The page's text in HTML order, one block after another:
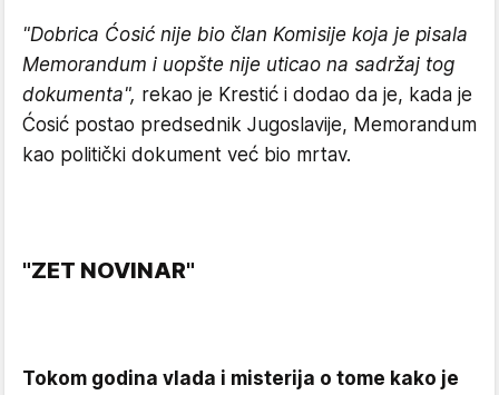
"Dobrica Ćosić nije bio član Komisije koja je pisala
Memorandum i uopšte nije uticao na sadržaj tog
dokumenta", rekao je Krestić i dodao da je, kada je
Ćosić postao predsednik Jugoslavije, Memorandum
kao politički dokument već bio mrtav.
"ZET NOVINAR"
Tokom godina vlada i misterija o tome kako je